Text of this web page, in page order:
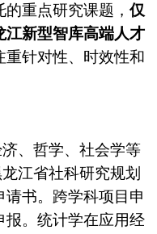
重点研究课题， 仅
江新型智库高端人才
重针对性、时效性和
、哲学、社会学等
江省社科研究规划
书。跨学科项目申
报。统计学在应用经